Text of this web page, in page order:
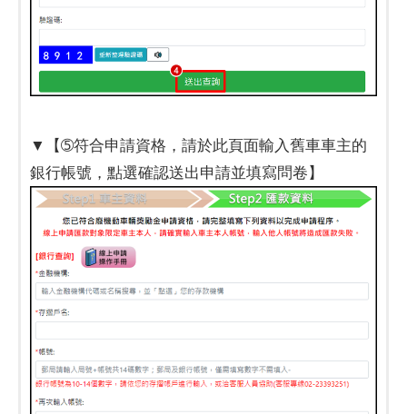
▼【➄符合申請資格，請於此頁面輸入舊車車主的
銀行帳號，點選確認送出申請並填寫問卷】